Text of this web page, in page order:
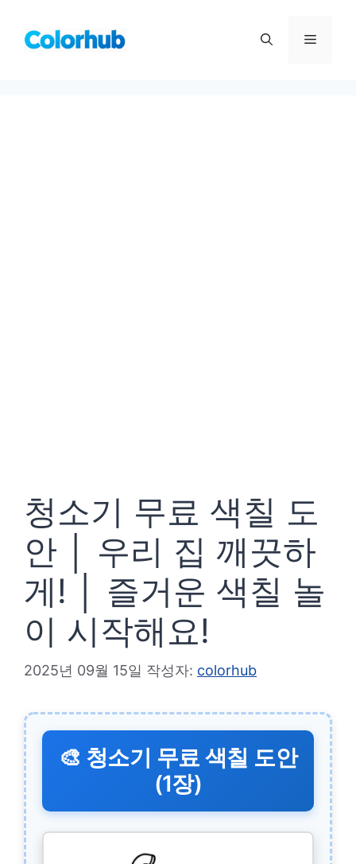
메
청소기 무료 색칠 도
안 │ 우리 집 깨끗하
게! │ 즐거운 색칠 놀
이 시작해요!
2025년 09월 15일 작성자: colorhub
🎨 청소기 무료 색칠 도안
(1장)